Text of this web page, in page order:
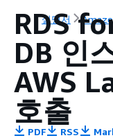
설명서
RDS
DB 인
AWS
호출
PDF RSS